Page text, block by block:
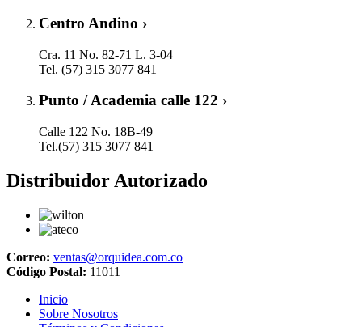
Centro Andino ›
Cra. 11 No. 82-71 L. 3-04
Tel. (57) 315 3077 841
Punto / Academia calle 122 ›
Calle 122 No. 18B-49
Tel.(57) 315 3077 841
Distribuidor Autorizado
Correo: ventas@orquidea.com.co
Código Postal: 11011
Inicio
Sobre Nosotros